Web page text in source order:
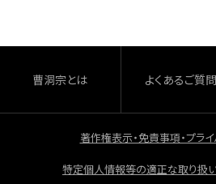
o
o
k
曹洞宗とは よくあるご質問
著作権表示・免責事項・プラ
特定個人情報等の適正な取り扱